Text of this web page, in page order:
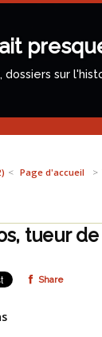
dossiers sur
Page d'accueil
tueur
Share